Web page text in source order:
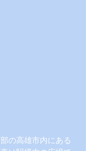
の高雄市内にある